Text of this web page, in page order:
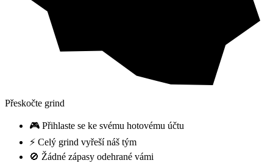
Přeskočte grind
🎮 Přihlaste se ke svému hotovému účtu
⚡ Celý grind vyřeší náš tým
🚫 Žádné zápasy odehrané vámi